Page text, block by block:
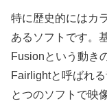
特に歴史的にはカ
あるソフトです。
Fusionという動き
Fairlightと呼ばれ
とつのソフトで映